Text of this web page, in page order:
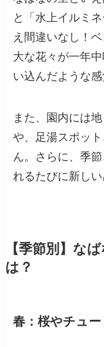
と「水上イルミ
え間違いなし！
大な花々が一年
い込んだような感
また、園内には
や、足湯スポッ
ん。さらに、季
れるたびに新しい
【季節別】な
は？
春：桜やチュ